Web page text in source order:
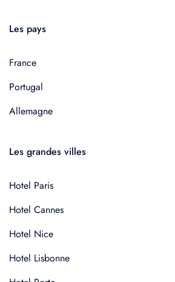
Les pays
France
Portugal
Allemagne
Les grandes villes
Hotel Paris
Hotel Cannes
Hotel Nice
Hotel Lisbonne